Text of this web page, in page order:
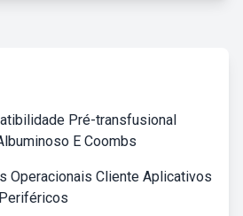
Pré-transfusional
E Coombs
Operacionais Cliente Aplicativos